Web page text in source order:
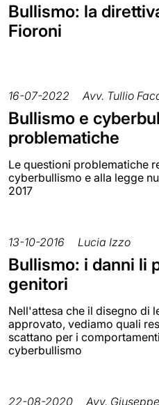
Bullismo: la
Fioroni
16-07-2022 Avv. Tullio
Bullismo e
problematiche
Le questioni problematiche
cyberbullismo e alla legge
2017
13-10-2016 Lucia Izzo
Bullismo: i danni li
genitori
Nell'attesa che il disegno di
approvato, vediamo quali
scattano per i
cyberbullismo
22-08-2020 Avv.